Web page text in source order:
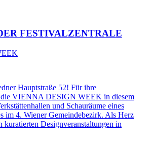
FESTIVALZENTRALE
Hauptstraße 52! Für ihre
die VIENNA DESIGN WEEK in diesem
und Schauräume eines
im 4. Wiener Gemeindebezirk. Als Herz
kuratierten Designveranstaltungen in